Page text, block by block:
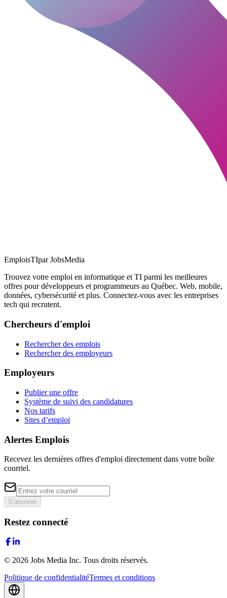
EmploisTIpar JobsMedia
Trouvez votre emploi en informatique et TI parmi les meilleures
offres pour développeurs et programmeurs au Québec. Web, mobile,
données, cybersécurité et plus. Connectez-vous avec les entreprises
tech qui recrutent.
Chercheurs d'emploi
Rechercher des emplois
Rechercher des employeurs
Employeurs
Publier une offre
Système de suivi des candidatures
Nos tarifs
Sites d’emploi
Alertes Emplois
Recevez les dernières offres d'emploi directement dans votre boîte
courriel.
S'abonner
Restez connecté
© 2026 Jobs Media Inc. Tous droits réservés.
Politique de confidentialitéTermes et conditions